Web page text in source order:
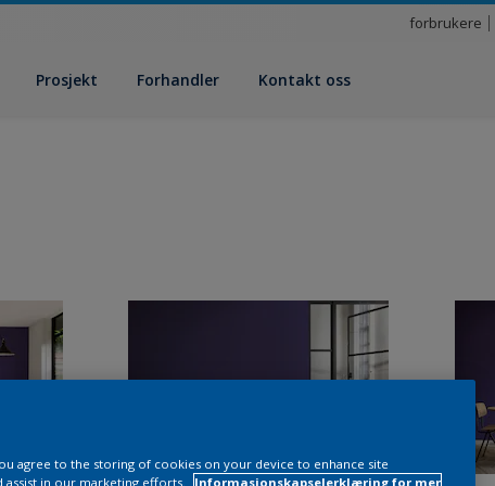
forbrukere
Prosjekt Forhandler Kontakt oss
agree to the storing of cookies on your device to enhance site
assist in our marketing efforts.
Informasjonskapselerklæring for mer